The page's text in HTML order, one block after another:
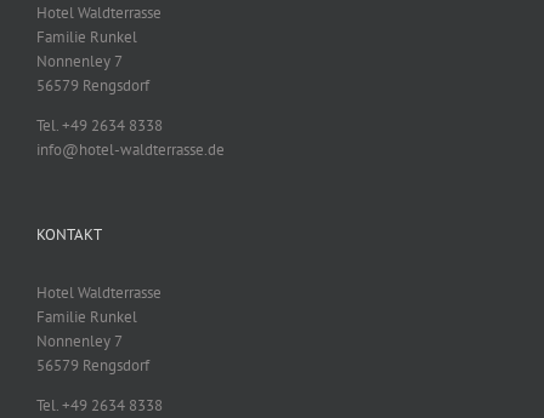
Hotel Waldterrasse
Familie Runkel
Nonnenley 7
56579 Rengsdorf
Tel. +49 2634 8338
info@hotel-waldterrasse.de
KONTAKT
Hotel Waldterrasse
Familie Runkel
Nonnenley 7
56579 Rengsdorf
Tel. +49 2634 8338